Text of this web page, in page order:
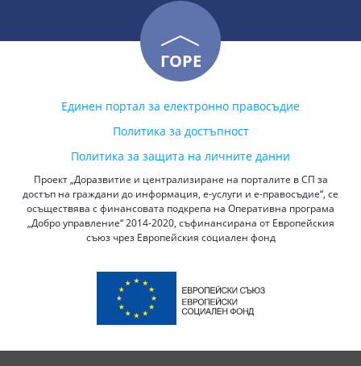
ГОРЕ
Единен портал за електронно правосъдие
Политика за достъпност
Политика за защита на личните данни
Проект „Доразвитие и централизиране на порталите в СП за
достъп на граждани до информация, е-услуги и е-правосъдие“, се
осъществява с финансовата подкрепа на Оперативна програма
„Добро управление“ 2014-2020, съфинансирана от Европейския
съюз чрез Европейския социален фонд